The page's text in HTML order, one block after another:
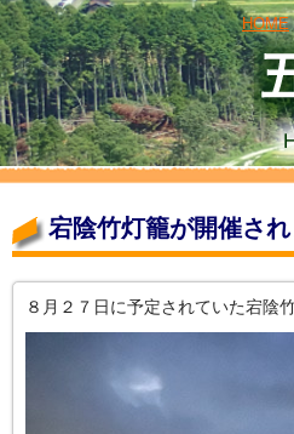
HOME
宕陰竹灯籠が開催され
８月２７日に予定されていた宕陰